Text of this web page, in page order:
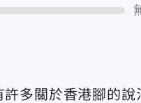
多關於香港腳的